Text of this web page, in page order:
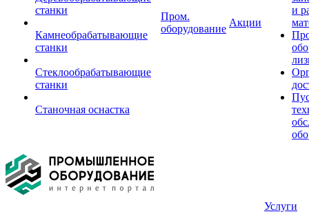
станки
Камнеобрабатывающие
станки
Стеклообрабатывающие
станки
Станочная оснастка
Пром.
оборудование
Акции
и
Услуги